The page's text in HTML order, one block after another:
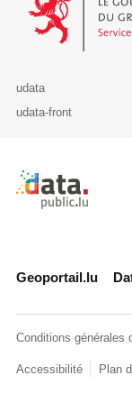
udata
udata-front
Retour à
Geoportail.lu
Conditions générales
Accessibilité Plan